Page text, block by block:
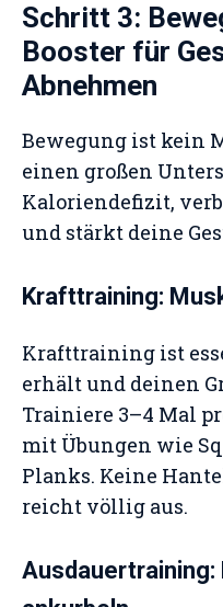
Schritt 3:
Booster für
Abnehmen
Bewegung ist kein
einen großen
Kaloriendefizit,
und stärkt deine
Krafttraining:
Krafttraining ist
erhält und deinen
Trainiere 3–4 Mal
mit Übungen wie
Planks. Keine
reicht völlig aus.